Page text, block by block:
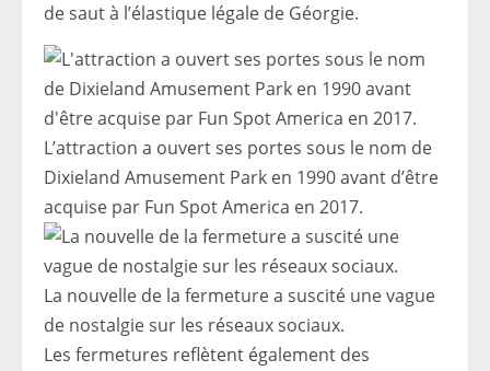
de saut à l’élastique légale de Géorgie.
L’attraction a ouvert ses portes sous le nom de
Dixieland Amusement Park en 1990 avant d’être
acquise par Fun Spot America en 2017.
La nouvelle de la fermeture a suscité une vague
de nostalgie sur les réseaux sociaux.
Les fermetures reflètent également des